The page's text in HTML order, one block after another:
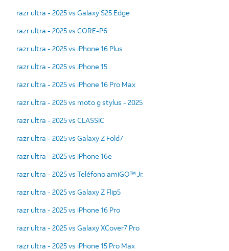
razr ultra - 2025 vs Galaxy S25 Edge
razr ultra - 2025 vs CORE-P6
razr ultra - 2025 vs iPhone 16 Plus
razr ultra - 2025 vs iPhone 15
razr ultra - 2025 vs iPhone 16 Pro Max
razr ultra - 2025 vs moto g stylus - 2025
razr ultra - 2025 vs CLASSIC
razr ultra - 2025 vs Galaxy Z Fold7
razr ultra - 2025 vs iPhone 16e
razr ultra - 2025 vs Teléfono amiGO™ Jr.
razr ultra - 2025 vs Galaxy Z Flip5
razr ultra - 2025 vs iPhone 16 Pro
razr ultra - 2025 vs Galaxy XCover7 Pro
razr ultra - 2025 vs iPhone 15 Pro Max